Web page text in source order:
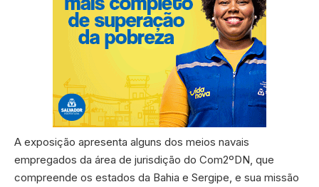
A exposição apresenta alguns dos meios navais
empregados da área de jurisdição do Com2ºDN, que
compreende os estados da Bahia e Sergipe, e sua missão